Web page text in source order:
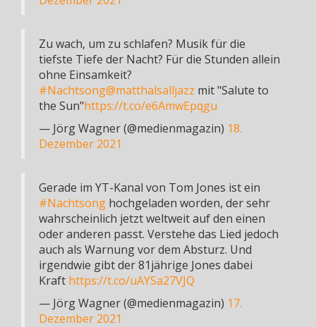
Zu wach, um zu schlafen? Musik für die
tiefste Tiefe der Nacht? Für die Stunden allein
ohne Einsamkeit?
#Nachtsong@matthalsalljazz mit "Salute to
the Sun"https://t.co/e6AmwEpqgu
— Jörg Wagner (@medienmagazin) 18.
Dezember 2021
Gerade im YT-Kanal von Tom Jones ist ein
#Nachtsong hochgeladen worden, der sehr
wahrscheinlich jetzt weltweit auf den einen
oder anderen passt. Verstehe das Lied jedoch
auch als Warnung vor dem Absturz. Und
irgendwie gibt der 81jährige Jones dabei
Kraft https://t.co/uAYSa27VJQ
— Jörg Wagner (@medienmagazin) 17.
Dezember 2021